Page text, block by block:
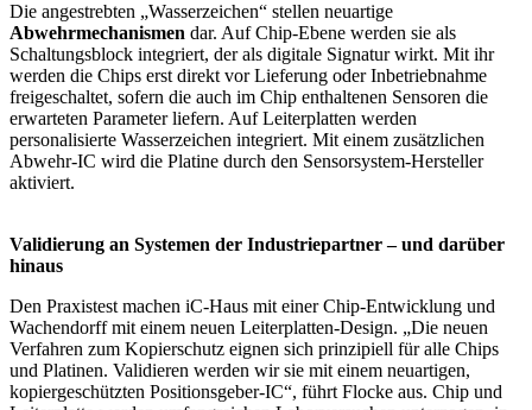
Die angestrebten „Wasserzeichen“ stellen neuartige
Abwehrmechanismen dar. Auf Chip-Ebene werden sie als
Schaltungsblock integriert, der als digitale Signatur wirkt. Mit ihr
werden die Chips erst direkt vor Lieferung oder Inbetriebnahme
freigeschaltet, sofern die auch im Chip enthaltenen Sensoren die
erwarteten Parameter liefern. Auf Leiterplatten werden
personalisierte Wasserzeichen integriert. Mit einem zusätzlichen
Abwehr-IC wird die Platine durch den Sensorsystem-Hersteller
aktiviert.
Validierung an Systemen der Industriepartner – und darüber
hinaus
Den Praxistest machen iC-Haus mit einer Chip-Entwicklung und
Wachendorff mit einem neuen Leiterplatten-Design. „Die neuen
Verfahren zum Kopierschutz eignen sich prinzipiell für alle Chips
und Platinen. Validieren werden wir sie mit einem neuartigen,
kopiergeschützten Positionsgeber-IC“, führt Flocke aus. Chip und